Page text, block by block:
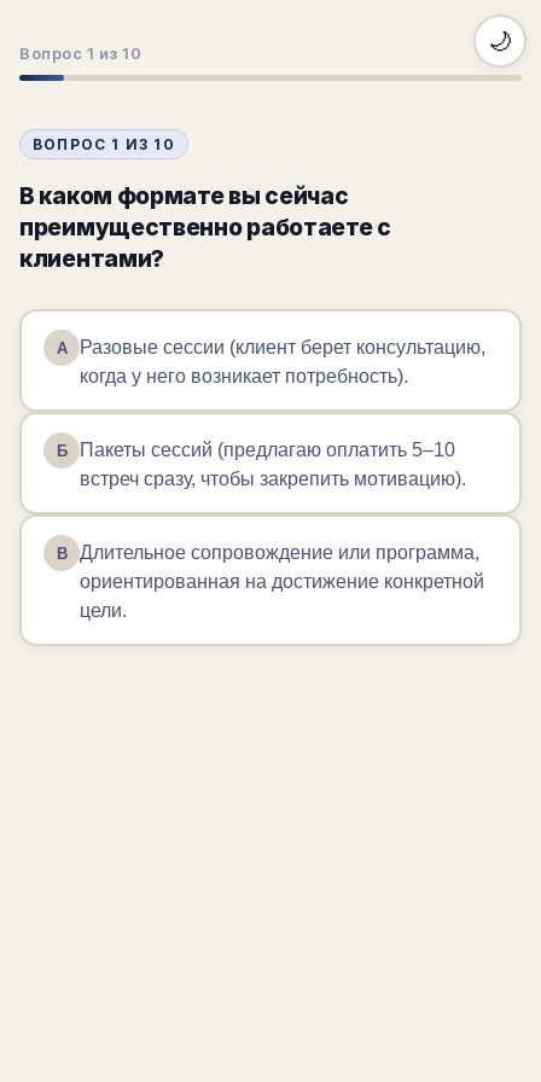
🌙
Вопрос 1 из 10 9%
ВОПРОС 1 ИЗ 10
В каком формате вы сейчас
преимущественно работаете с
клиентами?
А
Разовые сессии (клиент берет консультацию,
когда у него возникает потребность).
Б
Пакеты сессий (предлагаю оплатить 5–10
встреч сразу, чтобы закрепить мотивацию).
В
Длительное сопровождение или программа,
ориентированная на достижение конкретной
цели.